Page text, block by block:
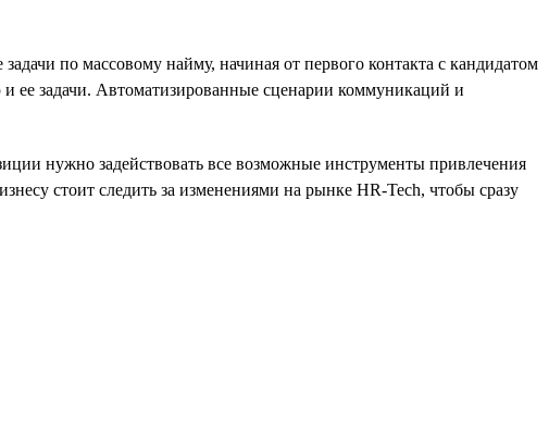
по массовому найму, начиная от первого контакта с кандидатом
ее задачи. Автоматизированные сценарии коммуникаций и
нужно задействовать все возможные инструменты привлечения
стоит следить за изменениями на рынке HR-Tech, чтобы сразу